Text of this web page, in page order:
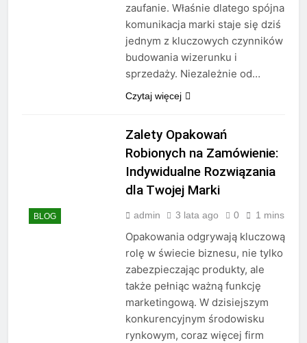
zaufanie. Właśnie dlatego spójna
komunikacja marki staje się dziś
jednym z kluczowych czynników
budowania wizerunku i
sprzedaży. Niezależnie od…
Czytaj więcej
BLOG
Zalety Opakowań
Robionych na Zamówienie:
Indywidualne Rozwiązania
dla Twojej Marki
admin 3 lata ago 0 1 mins
Opakowania odgrywają kluczową
rolę w świecie biznesu, nie tylko
zabezpieczając produkty, ale
także pełniąc ważną funkcję
marketingową. W dzisiejszym
konkurencyjnym środowisku
rynkowym, coraz więcej firm